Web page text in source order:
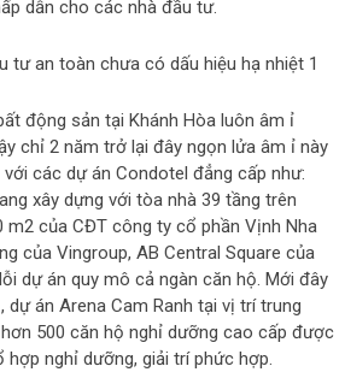
dẫn cho các nhà đầu tư.
động sản tại Khánh Hòa luôn âm ỉ
chỉ 2 năm trở lại đây ngọn lửa âm ỉ này
các dự án Condotel đẳng cấp như:
xây dựng với tòa nhà 39 tầng trên
m2 của CĐT công ty cổ phần Vịnh Nha
của Vingroup, AB Central Square của
dự án quy mô cả ngàn căn hộ. Mới đây
dự án Arena Cam Ranh tại vị trí trung
500 căn hộ nghỉ dưỡng cao cấp được
nghỉ dưỡng, giải trí phức hợp.